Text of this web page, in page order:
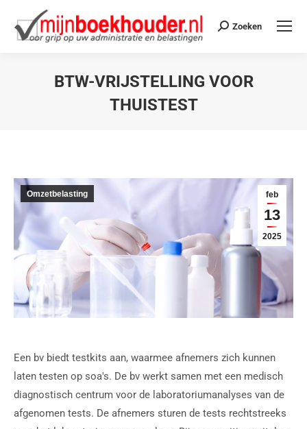
Zoeken
BTW-VRIJSTELLING VOOR
THUISTEST
feb
13
2025
Omzetbelasting
Een bv biedt testkits aan, waarmee afnemers zich kunnen
laten testen op soa's. De bv werkt samen met een medisch
diagnostisch centrum voor de laboratoriumanalyses van de
afgenomen tests. De afnemers sturen de tests rechtstreeks